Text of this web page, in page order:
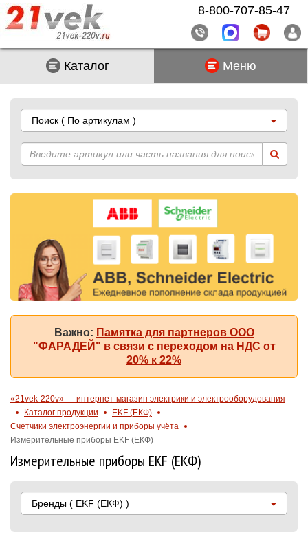
Каталог Меню
Поиск ( По артикулам )
Важно: Памятка для партнеров ООО
"ФАРАДЕЙ" в связи с переходом на НДС от
20% к 22%
«21vek-220v» — интернет-магазин электрики и электрооборудования
Каталог продукции
EKF (ЕКФ)
Счетчики электроэнергии и приборы учёта
Измерительные приборы EKF (ЕКФ)
Измерительные приборы EKF (ЕКФ)
Бренды ( EKF (ЕКФ) )
8-800-707-85-47